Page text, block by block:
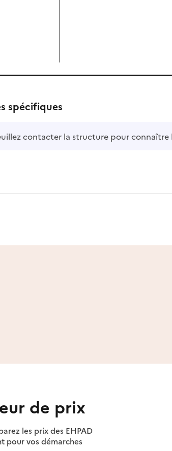
spécifiques
contacter la structure pour connaître
de prix
les prix des EHPAD
pour vos démarches